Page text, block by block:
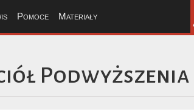
Pomoce Materiały